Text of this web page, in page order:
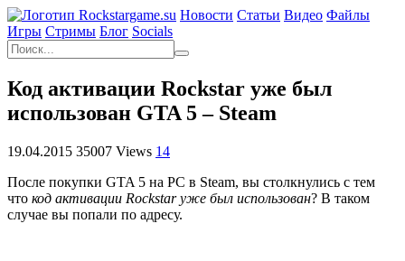
Новости Статьи Видео Файлы
Игры Cтримы Блог Socials
Код активации Rockstar уже был
использован GTA 5 – Steam
19.04.2015 35007 Views 14
После покупки GTA 5 на PC в Steam, вы столкнулись с тем
что код активации Rockstar уже был использован? В таком
случае вы попали по адресу.